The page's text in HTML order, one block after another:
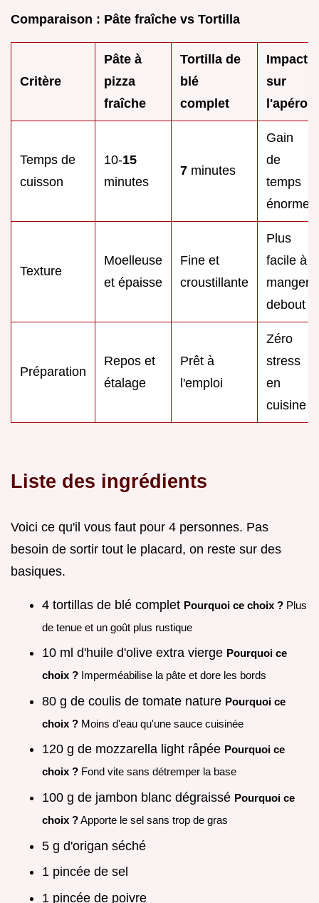
Comparaison : Pâte fraîche vs Tortilla
Critère
Pâte à
pizza
fraîche
Tortilla de
blé
complet
Impact
sur
l'apéro
Temps de
cuisson
10-15
minutes
7 minutes
Gain
de
temps
énorme
Texture
Moelleuse
et épaisse
Fine et
croustillante
Plus
facile à
manger
debout
Préparation
Repos et
étalage
Prêt à
l'emploi
Zéro
stress
en
cuisine
Liste des ingrédients
Voici ce qu'il vous faut pour 4 personnes. Pas
besoin de sortir tout le placard, on reste sur des
basiques.
4 tortillas de blé complet Pourquoi ce choix ? Plus
de tenue et un goût plus rustique
10 ml d'huile d'olive extra vierge Pourquoi ce
choix ? Imperméabilise la pâte et dore les bords
80 g de coulis de tomate nature Pourquoi ce
choix ? Moins d'eau qu'une sauce cuisinée
120 g de mozzarella light râpée Pourquoi ce
choix ? Fond vite sans détremper la base
100 g de jambon blanc dégraissé Pourquoi ce
choix ?Apporte le sel sans trop de gras
5 g d'origan séché
1 pincée de sel
1 pincée de poivre